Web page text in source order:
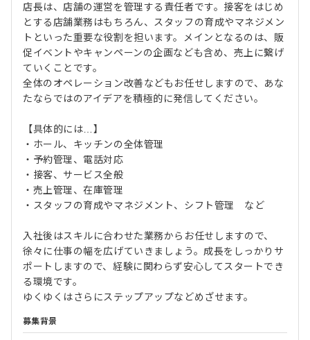
店長は、店舗の運営を管理する責任者です。接客をはじめ
とする店舗業務はもちろん、スタッフの育成やマネジメン
トといった重要な役割を担います。メインとなるのは、販
促イベントやキャンペーンの企画なども含め、売上に繋げ
ていくことです。
全体のオペレーション改善などもお任せしますので、あな
たならではのアイデアを積極的に発信してください。
【具体的には…】
・ホール、キッチンの全体管理
・予約管理、電話対応
・接客、サービス全般
・売上管理、在庫管理
・スタッフの育成やマネジメント、シフト管理 など
入社後はスキルに合わせた業務からお任せしますので、
徐々に仕事の幅を広げていきましょう。成長をしっかりサ
ポートしますので、経験に関わらず安心してスタートでき
る環境です。
ゆくゆくはさらにステップアップなどめざせます。
募集背景